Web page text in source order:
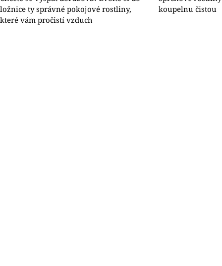
ložnice ty správné pokojové rostliny,
které vám pročistí vzduch
koupelnu čistou